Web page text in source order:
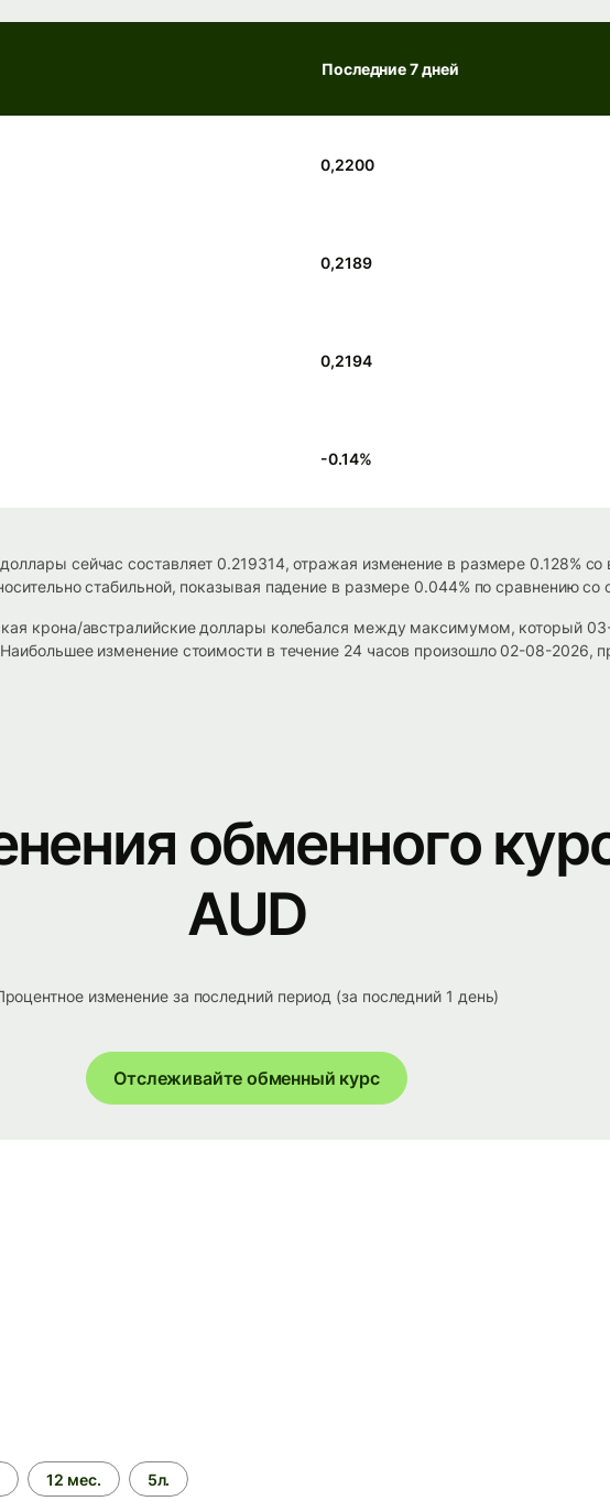
Последние 7 дней
0,2200
0,2189
0,2194
-0.14%
сейчас составляет 0.219314, отражая изменение в размере 0.128%
стабильной, показывая падение в размере 0.044% по сравнению со
крона/австралийские доллары колебался между максимумом, который
изменение стоимости в течение 24 часов произошло 02-08-2026,
обменного
AUD
изменение за последний период (за последний 1 день)
Отслеживайте обменный курс
12 мес. 5л.